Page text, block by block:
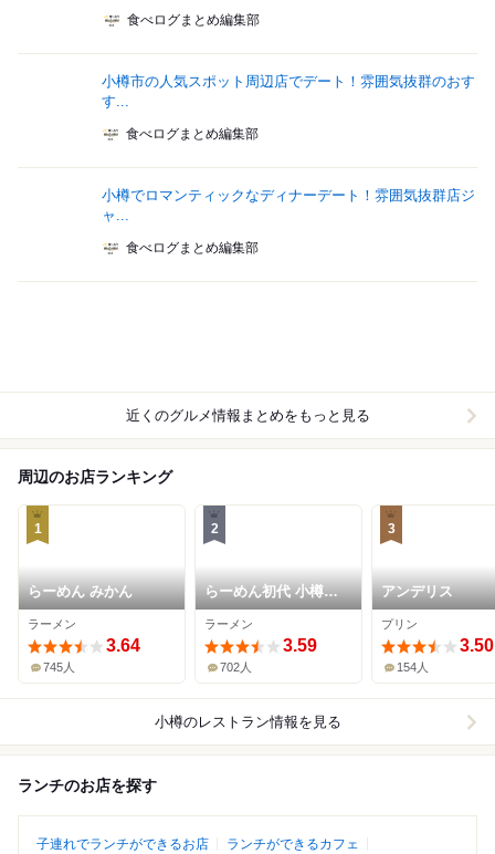
食べログまとめ編集部
小樽市の人気スポット周辺店でデート！雰囲気抜群のおす
す...
食べログまとめ編集部
小樽でロマンティックなディナーデート！雰囲気抜群店ジ
ャ...
食べログまとめ編集部
近くのグルメ情報まとめをもっと見る
周辺のお店ランキング
1
らーめん みかん
ラーメン
3.64
745人
2
らーめん初代 小樽本
店
ラーメン
3.59
702人
3
アンデリス
プリン
3.50
154人
小樽のレストラン情報を見る
ランチのお店を探す
子連れでランチができるお店
ランチができるカフェ